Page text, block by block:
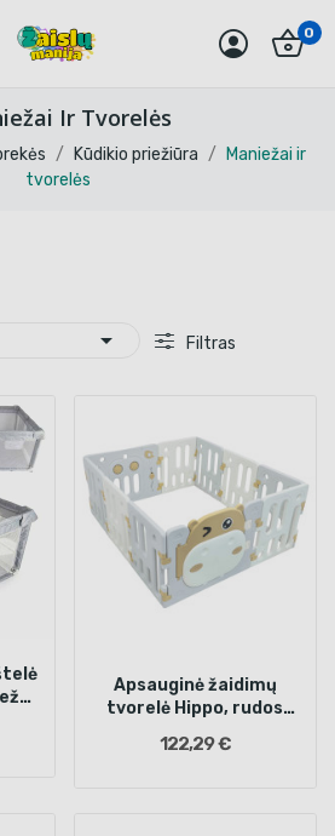
0
Ir Tvorelės
Kūdikio priežiūra
Maniežai ir
tvorelės
 Filtras
Apsauginė žaidimų
tvorelė Hippo, rudos
122,29 €